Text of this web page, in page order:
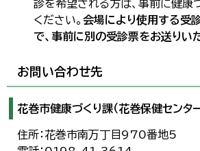
診を希望される方は、事前に健康
ください。 会場により使用する受
で、事前に別の受診票をお送りい
お問い合わせ先
花巻市健康づくり課（花巻保健センタ
住所：花巻市南万丁目970番地5